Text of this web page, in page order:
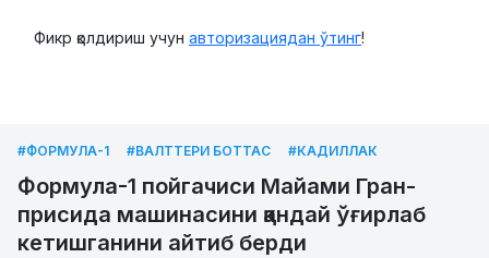
Фикр қолдириш учун авторизациядан ўтинг!
#ФОРМУЛА-1 #ВАЛТТЕРИ БОТТАС #КАДИЛЛАК
Формула-1 пойгачиси Майами Гран-
присида машинасини қандай ўғирлаб
кетишганини айтиб берди